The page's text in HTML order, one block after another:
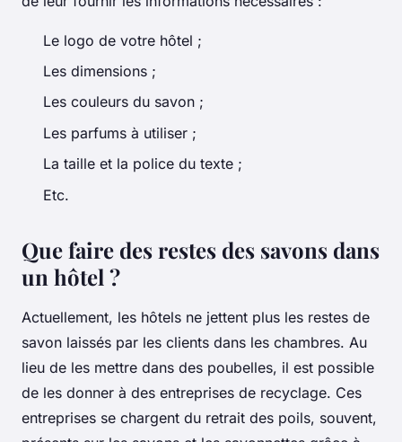
Le logo de votre hôtel ;
Les dimensions ;
Les couleurs du savon ;
Les parfums à utiliser ;
La taille et la police du texte ;
Etc.
Que faire des restes des savons dans
un hôtel ?
Actuellement, les hôtels ne jettent plus les restes de
savon laissés par les clients dans les chambres. Au
lieu de les mettre dans des poubelles, il est possible
de les donner à des entreprises de recyclage. Ces
entreprises se chargent du retrait des poils, souvent,